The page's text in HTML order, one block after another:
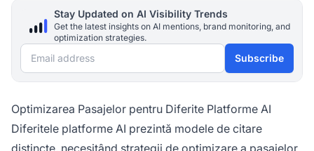
Stay Updated on AI Visibility Trends
Get the latest insights on AI mentions, brand monitoring, and
optimization strategies.
Email address Subscribe
Optimizarea Pasajelor pentru Diferite Platforme AI
Diferitele platforme AI prezintă modele de citare